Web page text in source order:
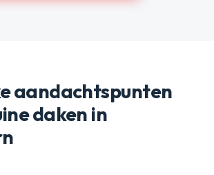
aandachtspunten
daken in